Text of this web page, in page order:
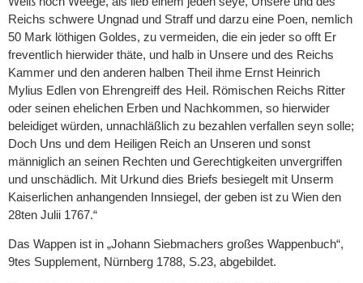
Reichs schwere Ungnad und Straff und darzu eine Poen, nemlich
50 Mark löthigen Goldes, zu vermeiden, die ein jeder so offt Er
freventlich hierwider thäte, und halb in Unsere und des Reichs
Kammer und den anderen halben Theil ihme Ernst Heinrich
Mylius Edlen von Ehrengreiff des Heil. Römischen Reichs Ritter
oder seinen ehelichen Erben und Nachkommen, so hierwider
beleidiget würden, unnachläßlich zu bezahlen verfallen seyn solle;
Doch Uns und dem Heiligen Reich an Unseren und sonst
männiglich an seinen Rechten und Gerechtigkeiten unvergriffen
und unschädlich. Mit Urkund dies Briefs besiegelt mit Unserm
Kaiserlichen anhangenden Innsiegel, der geben ist zu Wien den
28ten Julii 1767.“
Das Wappen ist in „Johann Siebmachers großes Wappenbuch“,
9tes Supplement, Nürnberg 1788, S.23, abgebildet.